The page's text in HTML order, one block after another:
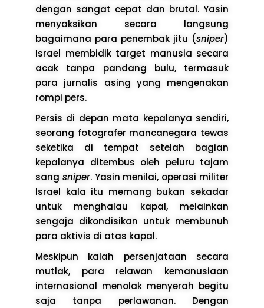
dengan sangat cepat dan brutal. Yasin
menyaksikan secara langsung
bagaimana para penembak jitu (sniper)
Israel membidik target manusia secara
acak tanpa pandang bulu, termasuk
para jurnalis asing yang mengenakan
rompi pers.
Persis di depan mata kepalanya sendiri,
seorang fotografer mancanegara tewas
seketika di tempat setelah bagian
kepalanya ditembus oleh peluru tajam
sang sniper. Yasin menilai, operasi militer
Israel kala itu memang bukan sekadar
untuk menghalau kapal, melainkan
sengaja dikondisikan untuk membunuh
para aktivis di atas kapal.
Meskipun kalah persenjataan secara
mutlak, para relawan kemanusiaan
internasional menolak menyerah begitu
saja tanpa perlawanan. Dengan